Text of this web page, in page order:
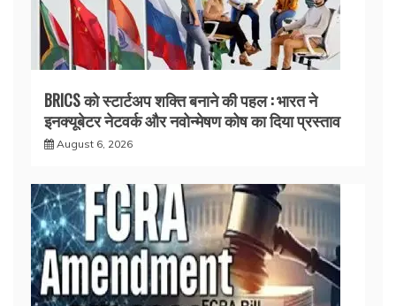
BRICS को स्टार्टअप शक्ति बनाने की पहल : भारत ने
इनक्यूबेटर नेटवर्क और नवोन्मेषण कोष का दिया प्रस्ताव
August 6, 2026